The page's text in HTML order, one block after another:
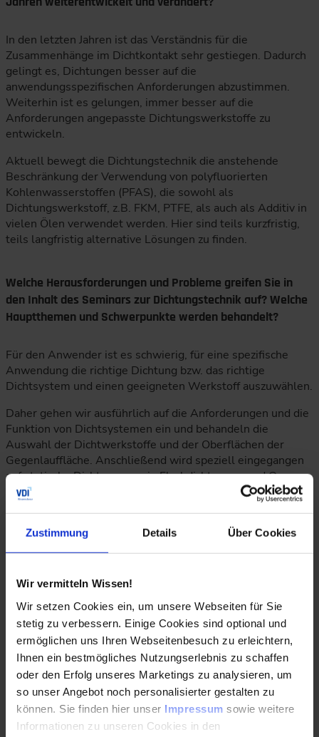
Zustimmung Details Über Cookies
Wir vermitteln Wissen!
Wir setzen Cookies ein, um unsere Webseiten für Sie
stetig zu verbessern. Einige Cookies sind optional und
ermöglichen uns Ihren Webseitenbesuch zu erleichtern,
Ihnen ein bestmögliches Nutzungserlebnis zu schaffen
oder den Erfolg unseres Marketings zu analysieren, um
so unser Angebot noch personalisierter gestalten zu
können. Sie finden hier unser Impressum sowie weitere
Informationen zu unseren Cookies in den
In den letzten Jahren ist das Verständnis für die
Zusammenhänge im Dichtkontakt sehr gestiegen. Dadurch
gelingt es, Dichtungen besser auf die
anwendungsspezifischen Anforderungen abzustimmen.
Weiterhin ist es gelungen, immer besser auf die
Anforderungen angepasste Dichtungswerkstoffe zu
entwickeln.
Aktuell bewegt die Dichtungstechnik die anstehende
Beschränkung der Verwendung von polyfluorierten
Kohlenwasserstoffen (PFAS), die sowohl als
Dichtungswerkstoff, z.B. FKM, PTFE, als auch als Additiv in
vielen Ölen verwendet werden. Hier sind teils kurzfristig,
teils langfristig alternative Lösungen zu finden.
Welche Herausforderungen und Probleme greifen Sie in
den Inhalt des Seminars zur Dichtungstechnik auf? Welche
Hauptthemen und Schwerpunkte werden behandelt?
Für den Anwender ist es schwierig, für eine spezifische
Anwendung die richtige Dichtung bzw. das richtige
Dichtsystem und einen geeigneten Werkstoff auszuwählen.
Daher gehen wir ausführlich auf die Anforderungen und die
Funktion von Dichtsystemen ein und behandeln die
Auswahl der Dichtwerkstoffe und der Oberflächen der
Gegenlauffläche. Anschließend wird speziell eingegangen
auf statische Dichtungen, wie Flachdichtungen und O-
Ringe, rotatorische Dichtungen, wie RWDR und V-Ringe,
und translatorische Dichtungen, wie Nutringe und
Seminar, die die Montage von Dichtungen und mögliche
Schäden an Dichtungen veranschaulichen?
Da viele Schäden an Dichtungen auf Montagefehler sowie
auf konstruktive Fehler bezüglich der
Montagemöglichkeiten zurückgehen, gibt es bei dem
Seminar einen Fokus auf die konstruktiven Anforderungen
für eine sichere Montage sowie Übungen zur Montage von
Dichtungen, um die damit zusammenhängenden
Herausforderungen deutlich zu machen.